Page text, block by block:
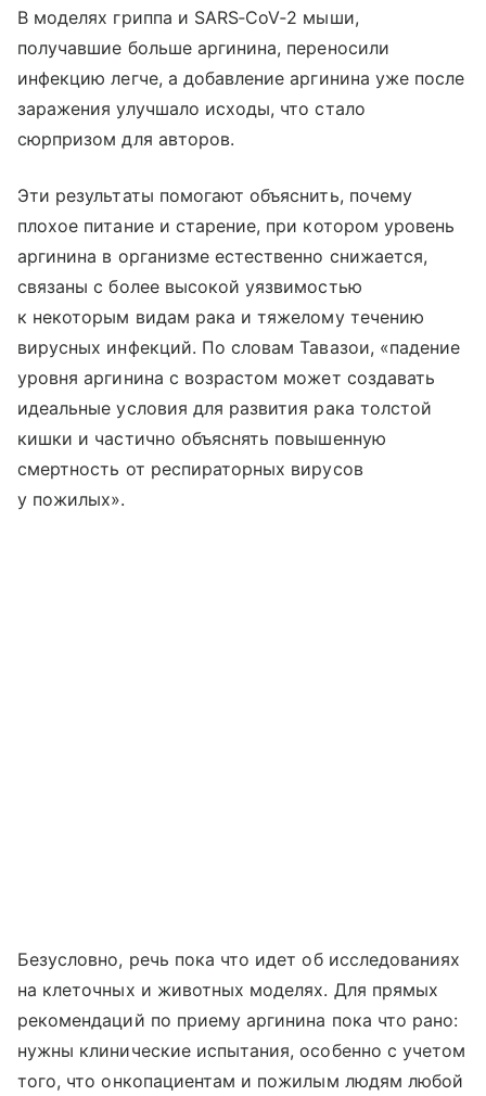
В моделях гриппа и SARS‑CoV‑2 мыши,
получавшие больше аргинина, переносили
инфекцию легче, а добавление аргинина уже после
заражения улучшало исходы, что стало
сюрпризом для авторов.
Эти результаты помогают объяснить, почему
плохое питание и старение, при котором уровень
аргинина в организме естественно снижается,
связаны с более высокой уязвимостью
к некоторым видам рака и тяжелому течению
вирусных инфекций. По словам Тавазои, «падение
уровня аргинина с возрастом может создавать
идеальные условия для развития рака толстой
кишки и частично объяснять повышенную
смертность от респираторных вирусов
у пожилых».
Безусловно, речь пока что идет об исследованиях
на клеточных и животных моделях. Для прямых
рекомендаций по приему аргинина пока что рано:
нужны клинические испытания, особенно с учетом
того, что онкопациентам и пожилым людям любой